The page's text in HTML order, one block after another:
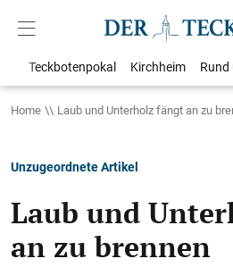
Teckbotenpokal Kirchheim Rund
Home Laub und Unterholz fängt an zu
Unzugeordnete Artikel
Laub und
an zu brennen